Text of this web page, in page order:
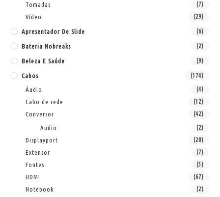
Tomadas (7)
Vídeo (29)
Apresentador De Slide (6)
Bateria Nobreaks (2)
Beleza E Saúde (9)
Cabos (174)
Áudio (4)
Cabo de rede (12)
Conversor (42)
Audio (2)
Displayport (20)
Extensor (7)
Fontes (5)
HDMI (67)
Notebook (2)